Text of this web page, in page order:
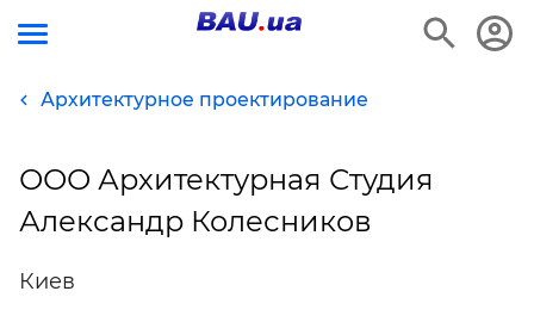
Архитектурное проектирование
ООО Архитектурная Студия
Александр Колесников
Киев